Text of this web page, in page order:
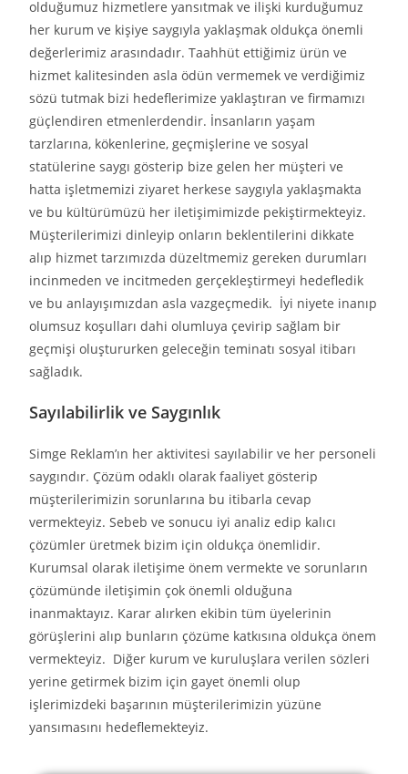
olduğumuz hizmetlere yansıtmak ve ilişki kurduğumuz
her kurum ve kişiye saygıyla yaklaşmak oldukça önemli
değerlerimiz arasındadır. Taahhüt ettiğimiz ürün ve
hizmet kalitesinden asla ödün vermemek ve verdiğimiz
sözü tutmak bizi hedeflerimize yaklaştıran ve firmamızı
güçlendiren etmenlerdendir. İnsanların yaşam
tarzlarına, kökenlerine, geçmişlerine ve sosyal
statülerine saygı gösterip bize gelen her müşteri ve
hatta işletmemizi ziyaret herkese saygıyla yaklaşmakta
ve bu kültürümüzü her iletişimimizde pekiştirmekteyiz.
Müşterilerimizi dinleyip onların beklentilerini dikkate
alıp hizmet tarzımızda düzeltmemiz gereken durumları
incinmeden ve incitmeden gerçekleştirmeyi hedefledik
ve bu anlayışımızdan asla vazgeçmedik. İyi niyete inanıp
olumsuz koşulları dahi olumluya çevirip sağlam bir
geçmişi oluştururken geleceğin teminatı sosyal itibarı
sağladık.
Sayılabilirlik ve Saygınlık
Simge Reklam’ın her aktivitesi sayılabilir ve her personeli
saygındır. Çözüm odaklı olarak faaliyet gösterip
müşterilerimizin sorunlarına bu itibarla cevap
vermekteyiz. Sebeb ve sonucu iyi analiz edip kalıcı
çözümler üretmek bizim için oldukça önemlidir.
Kurumsal olarak iletişime önem vermekte ve sorunların
çözümünde iletişimin çok önemli olduğuna
inanmaktayız. Karar alırken ekibin tüm üyelerinin
görüşlerini alıp bunların çözüme katkısına oldukça önem
vermekteyiz. Diğer kurum ve kuruluşlara verilen sözleri
yerine getirmek bizim için gayet önemli olup
işlerimizdeki başarının müşterilerimizin yüzüne
yansımasını hedeflemekteyiz.